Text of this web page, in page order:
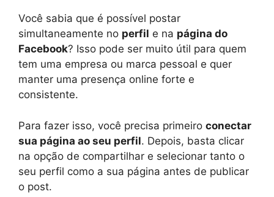
Você sabia que é possível postar
simultaneamente no perfil e na página do
Facebook? Isso pode ser muito útil para quem
tem uma empresa ou marca pessoal e quer
manter uma presença online forte e
consistente.
Para fazer isso, você precisa primeiro conectar
sua página ao seu perfil. Depois, basta clicar
na opção de compartilhar e selecionar tanto o
seu perfil como a sua página antes de publicar
o post.